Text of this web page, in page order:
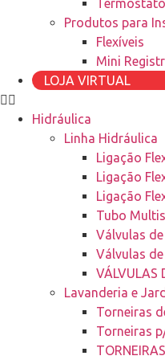
Produtos para
Flexíveis
Mini
LOJA VIRTUAL
Hidráulica
Linha Hidráulica
Ligação
Ligação
Ligação
Tubo
Válvulas
Válvulas
VÁLVULAS
Lavanderia e
Torneiras
Torneiras